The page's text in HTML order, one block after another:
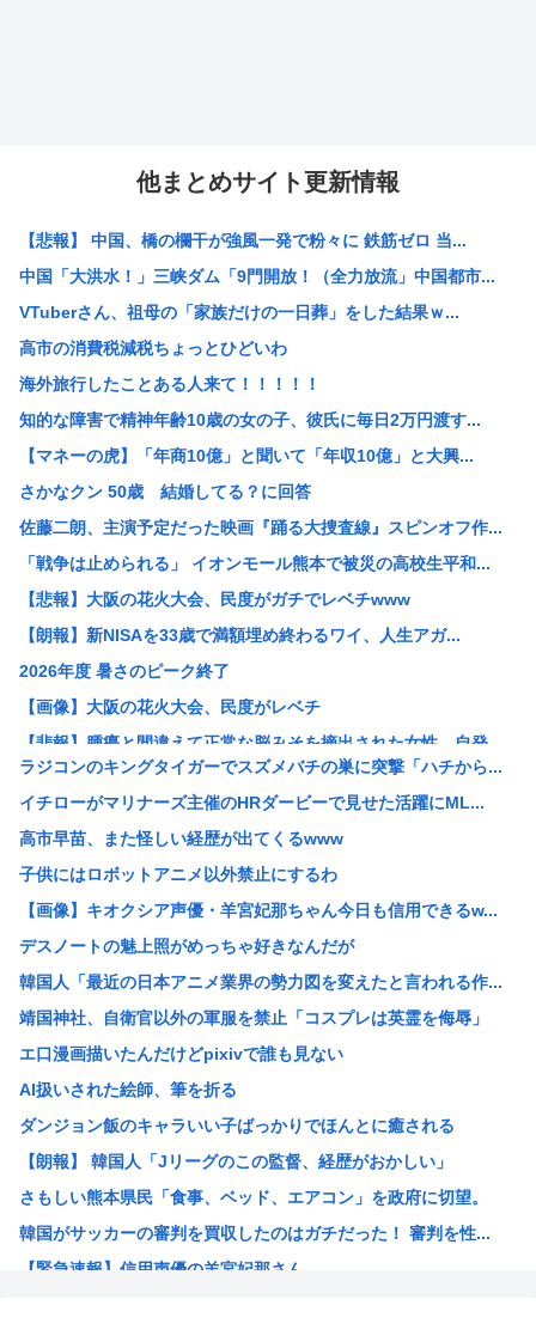
他まとめサイト更新情報
【悲報】 中国、橋の欄干が強風一発で粉々に 鉄筋ゼロ 当...
中国「大洪水！」三峡ダム「9門開放！（全力放流」中国都市...
VTuberさん、祖母の「家族だけの一日葬」をした結果ｗ...
高市の消費税減税ちょっとひどいわ
海外旅行したことある人来て！！！！！
知的な障害で精神年齢10歳の女の子、彼氏に毎日2万円渡す...
【マネーの虎】「年商10億」と聞いて「年収10億」と大興...
さかなクン 50歳 結婚してる？に回答
佐藤二朗、主演予定だった映画『踊る大捜査線』スピンオフ作...
「戦争は止められる」 イオンモール熊本で被災の高校生平和...
【悲報】大阪の花火大会、民度がガチでレベチwww
【朗報】新NISAを33歳で満額埋め終わるワイ、人生アガ...
2026年度 暑さのピーク終了
【画像】大阪の花火大会、民度がレベチ
【悲報】腫瘍と間違えて正常な脳みそを摘出された女性、自発...
【悲報】大久保佳代子、100万円貢いだ“最後の恋愛”は「...
【悲報】新NISA33歳で満額埋め終わるワイ人生アガリの...
【画像】道重さゆみのお乳wwwこれでパイズリされたら3秒...
【画像】女子野球部員『星よつは』とかいうガチで可愛すぎる...
女球審、高校球児にキレられてしまうwww
中居正広、熊本地震直後に現地炊き出しに参加していた
30歳で初めてできた彼女(32)が「どういう神経してたら...
【悲報】免許取りたての娘さん、猛者すぎて炎上するwww
【画像】 セブンイレブン、ついに神商品を販売
平成ノブシコブシの吉村が生き残って相方が消えた理由
世界初の超伝導量子熱機関…燃料もピストンもない量子エンジ...
ロシア外務省報道官、平和宣言を非難「広島市長は『偽りの呪...
【高市】トランプ「イランが核入手したら2分でイタリア滅亡...
【画像】あのちゃん、上半身ほぼ裸でご乱心
ラジコンのキングタイガーでスズメバチの巣に突撃「ハチから...
イチローがマリナーズ主催のHRダービーで見せた活躍にML...
高市早苗、また怪しい経歴が出てくるwww
子供にはロボットアニメ以外禁止にするわ
【画像】キオクシア声優・羊宮妃那ちゃん今日も信用できるw...
デスノートの魅上照がめっちゃ好きなんだが
韓国人「最近の日本アニメ業界の勢力図を変えたと言われる作...
靖国神社、自衛官以外の軍服を禁止「コスプレは英霊を侮辱」
エ口漫画描いたんだけどpixivで誰も見ない
AI扱いされた絵師、筆を折る
ダンジョン飯のキャラいい子ばっかりでほんとに癒される
【朗報】 韓国人「Jリーグのこの監督、経歴がおかしい」
さもしい熊本県民「食事、ベッド、エアコン」を政府に切望。
韓国がサッカーの審判を買収したのはガチだった！ 審判を性...
【緊急速報】信用声優の羊宮妃那さん…